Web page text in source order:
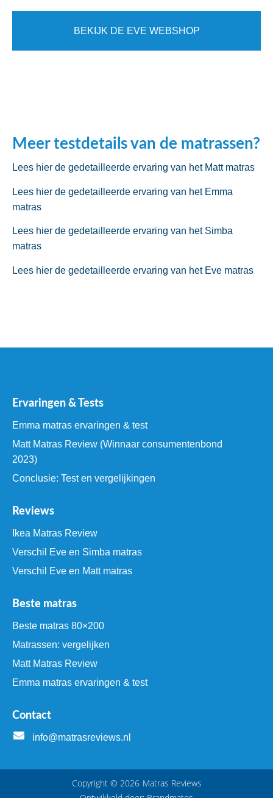
BEKIJK DE EVE WEBSHOP
Meer testdetails van de matrassen?
Lees hier de gedetailleerde ervaring van het Matt matras
Lees hier de gedetailleerde ervaring van het Emma
matras
Lees hier de gedetailleerde ervaring van het Simba
matras
Lees hier de gedetailleerde ervaring van het Eve matras
Ervaringen & Tests
Emma matras ervaringen & test
Matt Matras Review (Winnaar consumentenbond
2023)
Conclusie: Test en vergelijkingen
Reviews
Ikea Matras Review
Verschil Eve en Simba matras
Verschil Eve en Matt matras
Beste matras
Beste matras 80×200
Matrassen: vergelijken
Matt Matras Review
Emma matras ervaringen & test
Contact
info@matrasreviews.nl
Copyright © 2026 Matras Reviews